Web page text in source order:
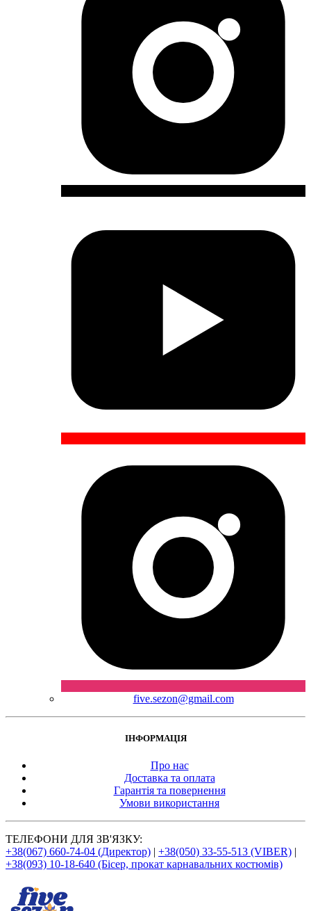
five.sezon@gmail.com
ІНФОРМАЦІЯ
Про нас
Доставка та оплата
Гарантія та повернення
Умови використання
ТЕЛЕФОНИ ДЛЯ ЗВ'ЯЗКУ:
+38(067) 660-74-04 (Директор) | +38(050) 33-55-513 (VIBER) |
+38(093) 10-18-640 (Бісер, прокат карнавальних костюмів)